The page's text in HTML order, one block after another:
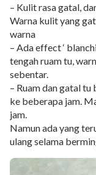
– Kulit rasa gatal,
Warna kulit yang
warna
– Ada effect ‘
tengah ruam tu,
sebentar.
– Ruam dan gatal
ke beberapa jam.
jam.
Namun ada yang
ulang selama